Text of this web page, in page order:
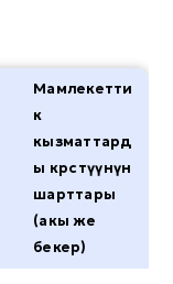
Мамлекетти
к
кызматтард
ы көрсөтүүнүн
шарттары
(акы же
бекер)